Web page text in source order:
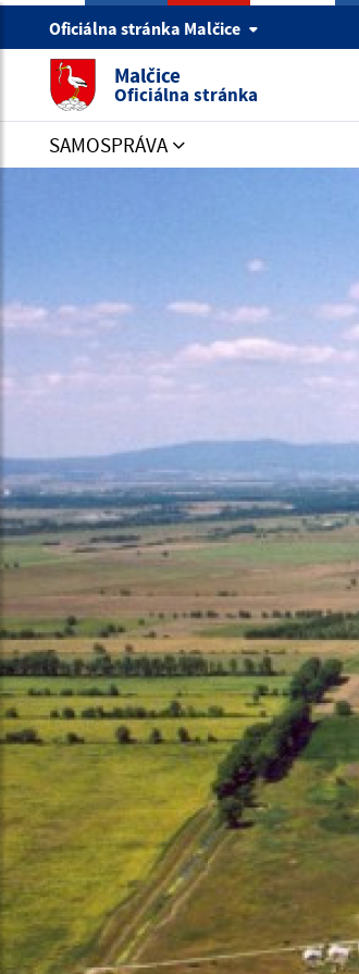
Oficiálna stránka Malčice
Malčice
Oficiálna stránka
SAMOSPRÁVA